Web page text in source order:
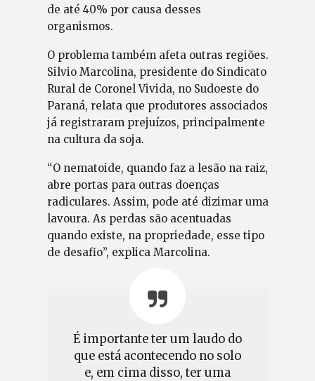
de até 40% por causa desses
organismos.
O problema também afeta outras regiões.
Silvio Marcolina, presidente do Sindicato
Rural de Coronel Vivida, no Sudoeste do
Paraná, relata que produtores associados
já registraram prejuízos, principalmente
na cultura da soja.
“O nematoide, quando faz a lesão na raiz,
abre portas para outras doenças
radiculares. Assim, pode até dizimar uma
lavoura. As perdas são acentuadas
quando existe, na propriedade, esse tipo
de desafio”, explica Marcolina.
É importante ter um laudo do
que está acontecendo no solo
e, em cima disso, ter uma